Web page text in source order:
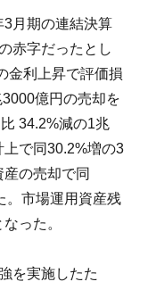
月期の連結決算
赤字だったとし
金利上昇で評価損
億円の売却を
34.2%減の1兆
で同30.2%増の3
の売却で同
。市場運用資産残
った。
を実施したた